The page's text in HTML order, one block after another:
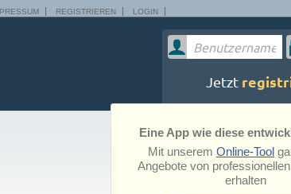
REGISTRIEREN LOGIN
Jetzt
Eine App wie diese
Mit unserem Online-Tool
Angebote von
erhalten